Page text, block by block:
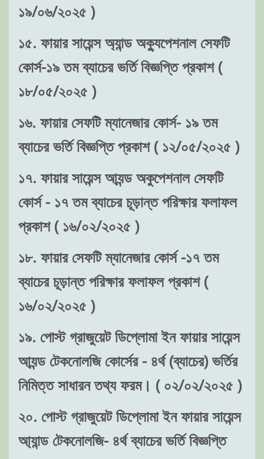
১৯/০৬/২০২৫ )
১৫. ফায়ার সায়েন্স অ্যান্ড অক্যুপেশনাল সেফটি
কোর্স-১৯ তম ব্যাচের ভর্তি বিজ্ঞপ্তি প্রকাশ (
১৮/০৫/২০২৫ )
১৬. ফায়ার সেফটি ম্যানেজার কোর্স- ১৯ তম
ব্যাচের ভর্তি বিজ্ঞপ্তি প্রকাশ ( ১২/০৫/২০২৫ )
১৭. ফায়ার সায়েন্স আ্যন্ড অকুপেশনাল সেফটি
কোর্স - ১৭ তম ব্যাচের চূড়ান্ত পরিক্ষার ফলাফল
প্রকাশ ( ১৬/০২/২০২৫ )
১৮. ফায়ার সেফটি ম্যানেজার কোর্স -১৭ তম
ব্যাচের চূড়ান্ত পরিক্ষার ফলাফল প্রকাশ (
১৬/০২/২০২৫ )
১৯. পোস্ট গ্রাজুয়েট ডিপ্লোমা ইন ফায়ার সায়েন্স
আ্যন্ড টেকনোলজি কোর্সের - ৪র্থ (ব্যাচের) ভর্তির
নিমিত্ত সাধারন তথ্য ফরম। ( ০২/০২/২০২৫ )
২০. পোস্ট গ্রাজুয়েট ডিপ্লোমা ইন ফায়ার সায়েন্স
আ্যান্ড টেকনোলজি- ৪র্থ ব্যাচের ভর্তি বিজ্ঞপ্তি